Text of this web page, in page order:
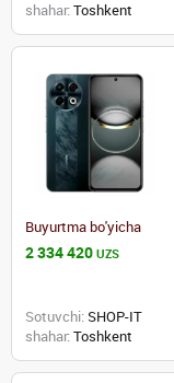
shahar: Toshkent
Buyurtma bo'yicha
2 334 420 UZS
Sotuvchi: SHOP-IT
shahar: Toshkent